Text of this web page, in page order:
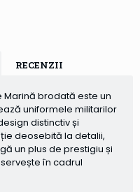
RECENZII
Marină brodată este un
uniformele militarilor
distinctiv și
deosebită la detalii,
un plus de prestigiu și
în cadrul